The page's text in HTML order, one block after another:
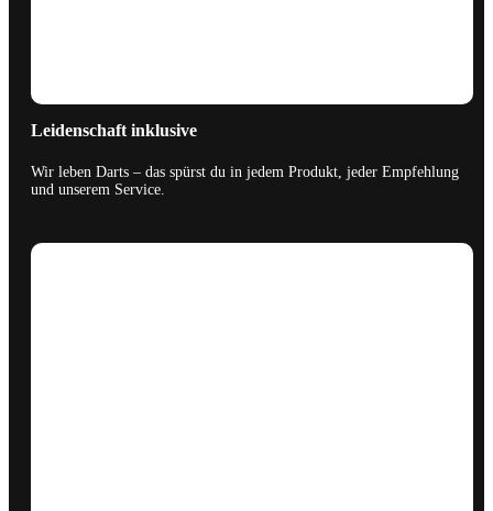
Leidenschaft inklusive
Wir leben Darts – das spürst du in jedem Produkt, jeder Empfehlung
und unserem Service.